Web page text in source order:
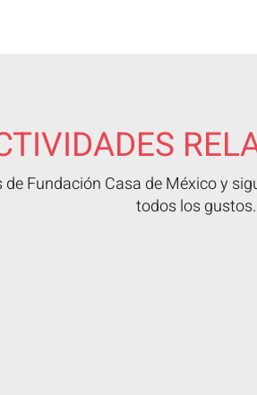
todos los gustos.